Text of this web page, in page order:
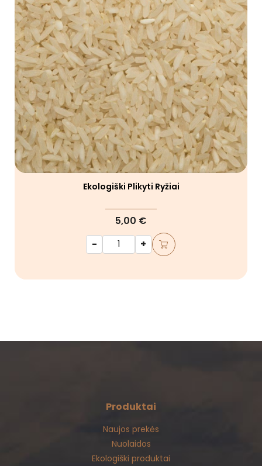
Ekologiški Plikyti Ryžiai
5,00 €
-
+
Produktai
Naujos prekės
Nuolaidos
Ekologiški produktai